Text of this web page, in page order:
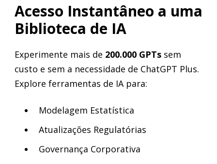
Acesso Instantâneo a uma
Biblioteca de IA
Experimente mais de 200.000 GPTs sem
custo e sem a necessidade de ChatGPT Plus.
Explore ferramentas de IA para:
Modelagem Estatística
Atualizações Regulatórias
Governança Corporativa